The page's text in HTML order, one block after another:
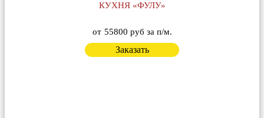
КУХНЯ «ФУЛУ»
от 55800 руб за п/м.
Заказать